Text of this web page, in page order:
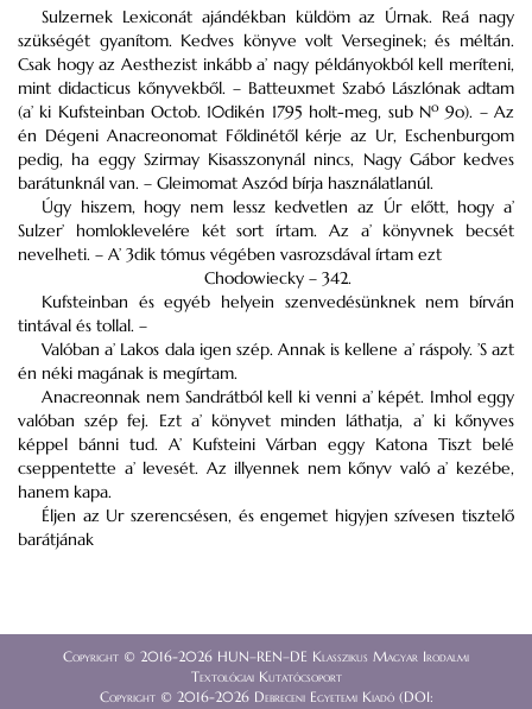
Sulzernek Lexiconátajándékban küldöm az Úrnak. Reá nagy
szükségét gyanítom. Kedves könyve volt Verseginek; és méltán.
Csak hogy az Aesthezist inkább a’ nagy példányokból kell meríteni,
mint didacticus kőnyvekből. – Batteuxmet Szabó Lászlónak adtam
(a’ ki Kufsteinban Octob. 10dikén 1795 holt-meg, sub No9o). – Az
én DégeniAnacreonomat Főldinétőlkérje az Ur, Eschenburgom
pedig, ha eggy SzirmayKisasszonynál nincs, Nagy Gáborkedves
barátunknál van. – Gleimomat Aszód bírja használatlanúl.
Úgy hiszem, hogy nem lessz kedvetlen az Úr előtt, hogy a’
Sulzer’ homloklevelére két sort írtam. Az a’ könyvnek becsét
nevelheti. – A’ 3dik tómus végében vasrozsdával írtam ezt
Chodowiecky – 342.
Kufsteinban és egyéb helyein szenvedésünknek nem bírván
tintával és tollal. –
Valóban a’ Lakos dala igen szép. Annak is kellene a’ ráspoly. ’S azt
én néki magának is megírtam.
Anacreonnak nem Sandrátbólkell ki venni a’ képét. Imhol eggy
valóban szép fej. Ezt a’ könyvet minden láthatja, a’ ki kőnyves
képpel bánni tud. A’ Kufsteini Várban eggy Katona Tiszt belé
cseppentette a’ levesét. Az illyennek nem kőnyv való a’ kezébe,
hanem kapa.
Éljen az Ur szerencsésen, és engemet higyjen szívesen tisztelő
barátjának
Copyright © 2016-2026 HUN–REN–DE Klasszikus Magyar Irodalmi
Textológiai Kutatócsoport
Copyright © 2016-2026 Debreceni Egyetemi Kiadó (DOI: